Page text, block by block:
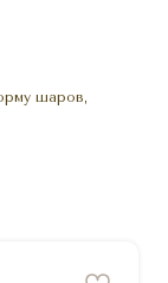
шаров,